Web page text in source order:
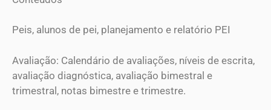
Peis, alunos de pei, planejamento e relatório PEI
Avaliação: Calendário de avaliações, níveis de escrita,
avaliação diagnóstica, avaliação bimestral e
trimestral, notas bimestre e trimestre.